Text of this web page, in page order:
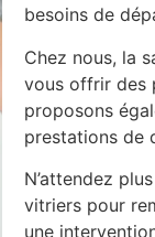
besoins de
Chez nous, la
vous offrir des
proposons
prestations de
N’attendez
vitriers pour
une